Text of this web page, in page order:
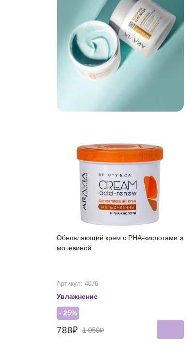
Обновляющий крем с PHA-кислотами и
мочевиной
Артикул: 4076
Увлажнение
- 25%
788₽ 1 050₽